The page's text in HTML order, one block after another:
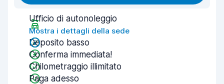
Ufficio di autonoleggio
Mostra i dettagli della sede
Deposito basso
Conferma immediata!
Chilometraggio illimitato
Paga adesso